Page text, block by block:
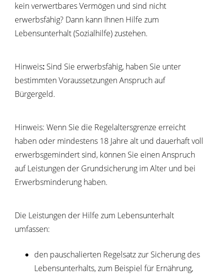
kein verwertbares Vermögen und sind nicht
erwerbsfähig? Dann kann Ihnen Hilfe zum
Lebensunterhalt (Sozialhilfe) zustehen.
Hinweis: Sind Sie erwerbsfähig, haben Sie unter
bestimmten Voraussetzungen Anspruch auf
Bürgergeld.
Hinweis: Wenn Sie die Regelaltersgrenze erreicht
haben oder mindestens 18 Jahre alt und dauerhaft voll
erwerbsgemindert sind, können Sie einen Anspruch
auf Leistungen der Grundsicherung im Alter und bei
Erwerbsminderung haben.
Die Leistungen der Hilfe zum Lebensunterhalt
umfassen:
den pauschalierten Regelsatz zur Sicherung des
Lebensunterhalts, zum Beispiel für Ernährung,